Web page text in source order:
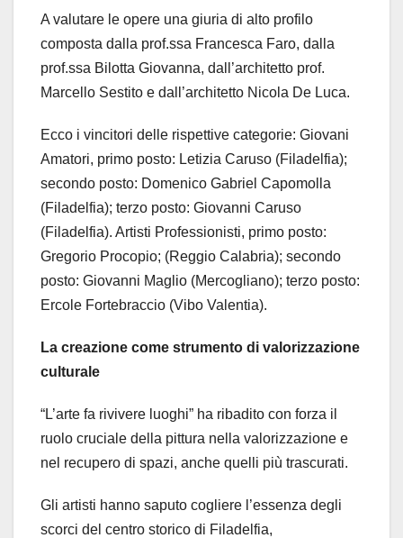
A valutare le opere una giuria di alto profilo
composta dalla prof.ssa Francesca Faro, dalla
prof.ssa Bilotta Giovanna, dall’architetto prof.
Marcello Sestito e dall’architetto Nicola De Luca.
Ecco i vincitori delle rispettive categorie: Giovani
Amatori, primo posto: Letizia Caruso (Filadelfia);
secondo posto: Domenico Gabriel Capomolla
(Filadelfia); terzo posto: Giovanni Caruso
(Filadelfia). Artisti Professionisti, primo posto:
Gregorio Procopio; (Reggio Calabria); secondo
posto: Giovanni Maglio (Mercogliano); terzo posto:
Ercole Fortebraccio (Vibo Valentia).
La creazione come strumento di valorizzazione
culturale
“L’arte fa rivivere luoghi” ha ribadito con forza il
ruolo cruciale della pittura nella valorizzazione e
nel recupero di spazi, anche quelli più trascurati.
Gli artisti hanno saputo cogliere l’essenza degli
scorci del centro storico di Filadelfia,